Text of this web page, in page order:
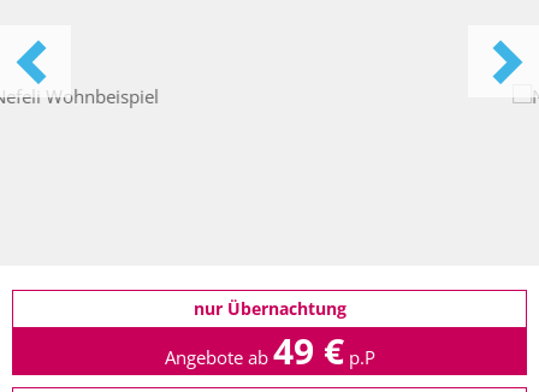
nur Übernachtung
Angebote ab 49 € p.P